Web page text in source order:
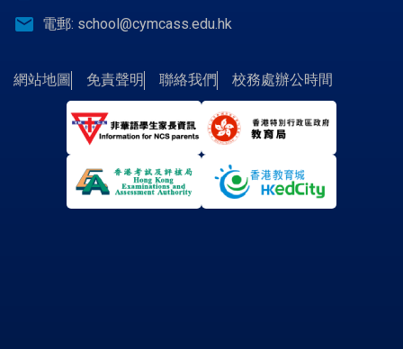
email 電郵: school@cymcass.edu.hk
網站地圖 免責聲明 聯絡我們 校務處辦公時間